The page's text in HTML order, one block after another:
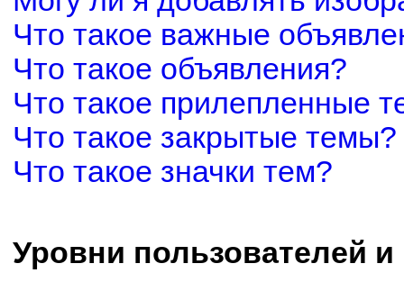
Что такое важные
Что такое объявления?
Что такое прилепленные
Что такое закрытые темы?
Что такое значки тем?
Уровни пользователей